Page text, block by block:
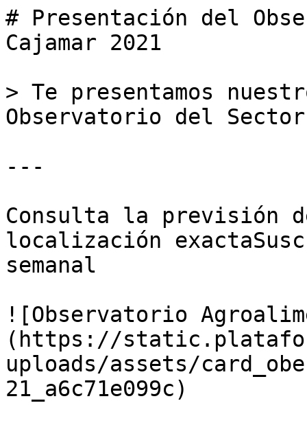
# Presentación del
Cajamar 2021
> Te presentamos
Observatorio del
---
Consulta la previsión
localización
semanal
![Observatorio
(https://
uploads/assets/
21_a6c71e099c)